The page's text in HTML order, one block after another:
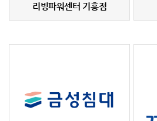
리빙파워센터 기흥점